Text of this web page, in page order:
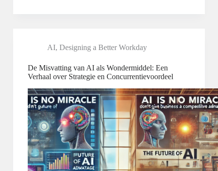
AI, Designing a Better Workday
De Misvatting van AI als Wondermiddel: Een
Verhaal over Strategie en Concurrentievoordeel